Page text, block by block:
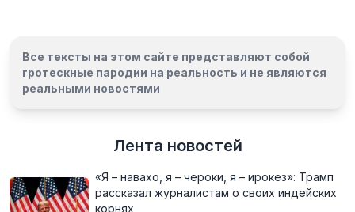
Все тексты на этом сайте представляют собой
гротескные пародии на реальность и не являются
реальными новостями
Лента новостей
«Я – навахо, я – чероки, я – ирокез»: Трамп
рассказал журналистам о своих индейских
корнях